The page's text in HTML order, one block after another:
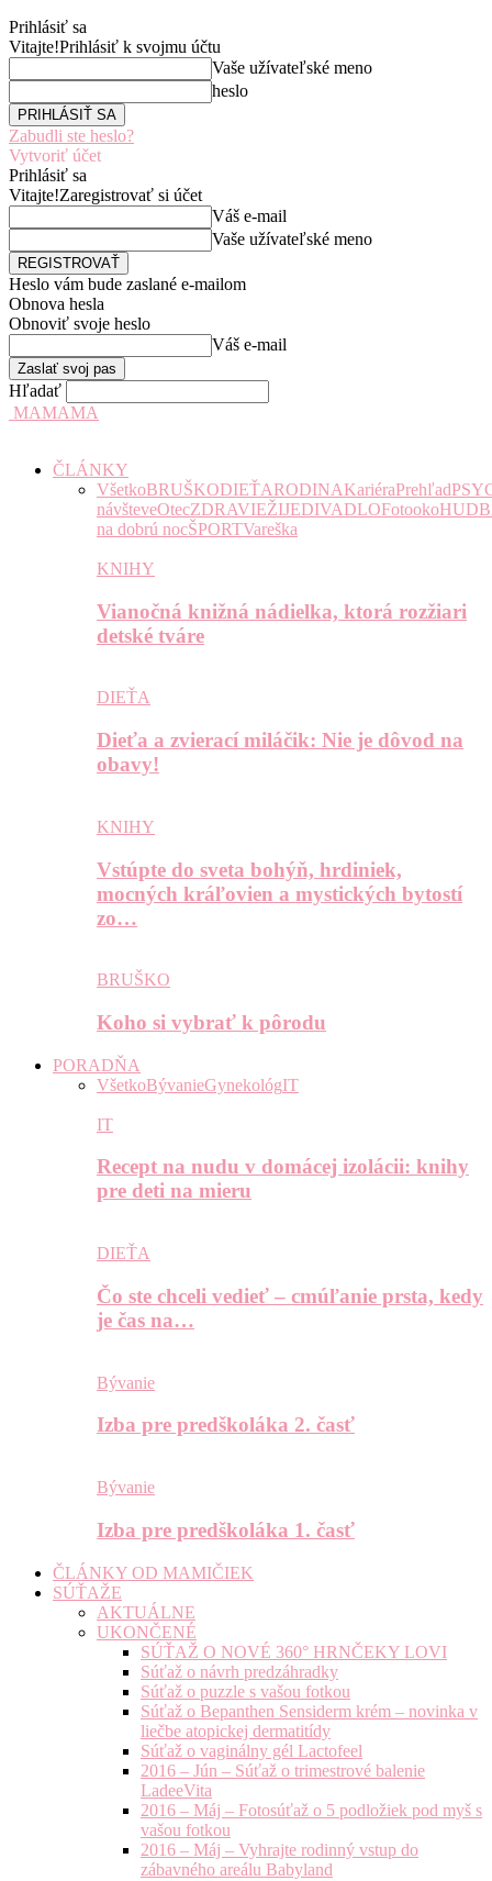
Prihlásiť sa
Vitajte!Prihlásiť k svojmu účtu
Vaše užívateľské meno
heslo
Zabudli ste heslo?
Vytvoriť účet
Prihlásiť sa
Vitajte!Zaregistrovať si účet
Váš e-mail
Vaše užívateľské meno
Heslo vám bude zaslané e-mailom
Obnova hesla
Obnoviť svoje heslo
Váš e-mail
Hľadať
MAMAMA
ČLÁNKY
VšetkoBRUŠKODIEŤARODINAKariéraPrehľad
návšteveOtecZDRAVIEŽIJEDIVADLOFotooko
na dobrú nocŠPORTVareška
KNIHY
Vianočná knižná nádielka, ktorá rozžiari
detské tváre
DIEŤA
Dieťa a zvierací miláčik: Nie je dôvod na
obavy!
KNIHY
Vstúpte do sveta bohýň, hrdiniek,
mocných kráľovien a mystických bytostí
zo…
BRUŠKO
Koho si vybrať k pôrodu
PORADŇA
VšetkoBývanieGynekológIT
IT
Recept na nudu v domácej izolácii: knihy
pre deti na mieru
DIEŤA
Čo ste chceli vedieť – cmúľanie prsta, kedy
je čas na…
Bývanie
Izba pre predškoláka 2. časť
Bývanie
Izba pre predškoláka 1. časť
ČLÁNKY OD MAMIČIEK
SÚŤAŽE
AKTUÁLNE
UKONČENÉ
SÚŤAŽ O NOVÉ 360° HRNČEKY LOVI
Súťaž o návrh predzáhradky
Súťaž o puzzle s vašou fotkou
Súťaž o Bepanthen Sensiderm krém – novinka v
liečbe atopickej dermatitídy
Súťaž o vaginálny gél Lactofeel
2016 – Jún – Súťaž o trimestrové balenie
LadeeVita
2016 – Máj – Fotosúťaž o 5 podložiek pod myš s
vašou fotkou
2016 – Máj – Vyhrajte rodinný vstup do
zábavného areálu Babyland